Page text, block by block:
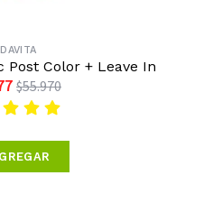
Post Color + Leave In
$55.970